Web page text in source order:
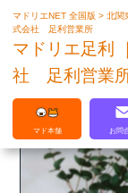
マドリエNET 全国版>北関
式会社 足利営業所
マドリエ足利
社 足利営業
マド本舗 お問